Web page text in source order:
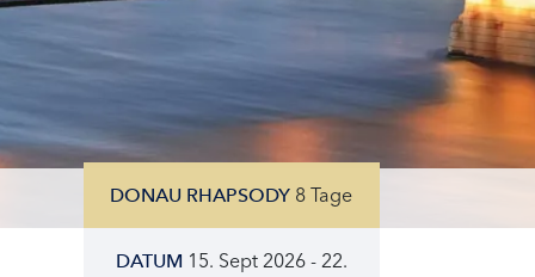
DONAU RHAPSODY 8 Tage
DATUM 15. Sept 2026 - 22.